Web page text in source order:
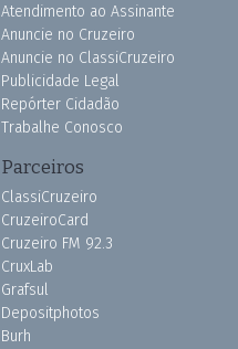
Atendimento ao Assinante
Anuncie no Cruzeiro
Anuncie no ClassiCruzeiro
Publicidade Legal
Repórter Cidadão
Trabalhe Conosco
Parceiros
ClassiCruzeiro
CruzeiroCard
Cruzeiro FM 92.3
CruxLab
Grafsul
Depositphotos
Burh